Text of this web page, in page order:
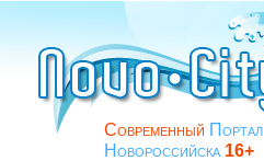
Современный Портал
Новороссийска 16+